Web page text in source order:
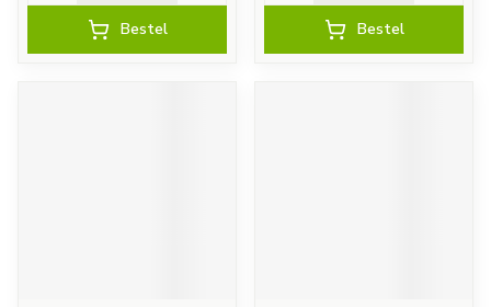
Bestel Bestel